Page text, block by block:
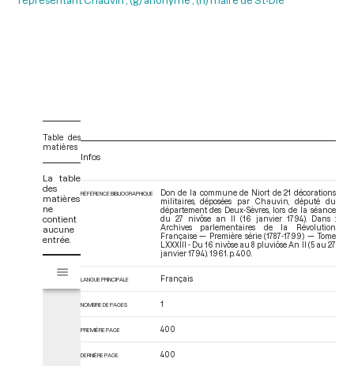
Table des
matières
La table
des
matières
ne
contient
aucune
entrée.
s
Infos
RÉFÉRENCE BIBLIOGRAPHIQUE
Don de la commune de Niort de 21 décorations
militaires, déposées par Chauvin, député du
département des Deux-Sèvres, lors de la séance
du 27 nivôse an II (16 janvier 1794). Dans :
Archives parlementaires de la Révolution
Française — Première série (1787-1799) — Tome
LXXXIII - Du 16 nivôse au 8 pluviôse An II (5 au 27
janvier 1794). 1961. p. 400.
LANGUE PRINCIPALE Français
NOMBRE DE PAGES 1
PREMIÈRE PAGE 400
DERNIÈRE PAGE 400